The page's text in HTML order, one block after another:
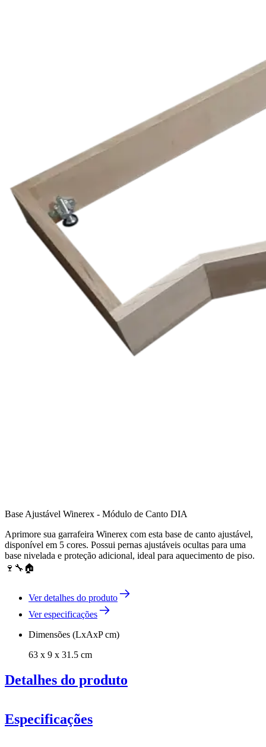
Base Ajustável Winerex - Módulo de Canto DIA
Aprimore sua garrafeira Winerex com esta base de canto ajustável,
disponível em 5 cores. Possui pernas ajustáveis ocultas para uma
base nivelada e proteção adicional, ideal para aquecimento de piso.
🍷🔧🏠
Ver detalhes do produto
Ver especificações
Dimensões (LxAxP cm)
63 x 9 x 31.5 cm
Detalhes do produto
Especificações